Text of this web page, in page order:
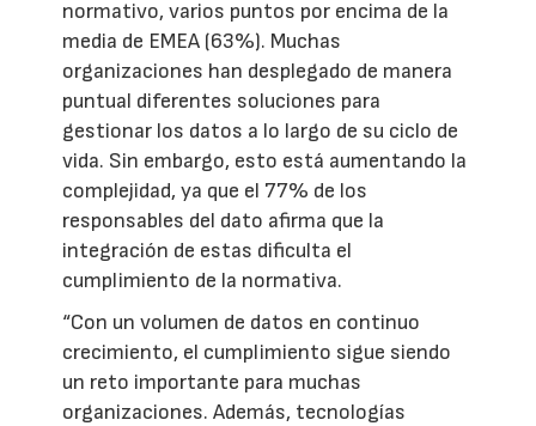
normativo, varios puntos por encima de la
media de EMEA (63%). Muchas
organizaciones han desplegado de manera
puntual diferentes soluciones para
gestionar los datos a lo largo de su ciclo de
vida. Sin embargo, esto está aumentando la
complejidad, ya que el 77% de los
responsables del dato afirma que la
integración de estas dificulta el
cumplimiento de la normativa.
“Con un volumen de datos en continuo
crecimiento, el cumplimiento sigue siendo
un reto importante para muchas
organizaciones. Además, tecnologías